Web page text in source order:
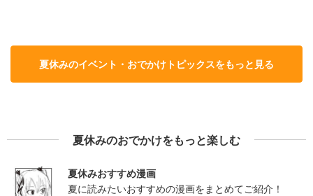
夏休みのイベント・おでかけトピックスをもっと見る
夏休みのおでかけをもっと楽しむ
夏休みおすすめ漫画
夏に読みたいおすすめの漫画をまとめてご紹介！